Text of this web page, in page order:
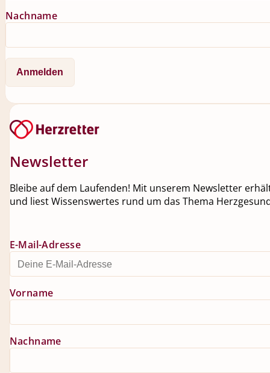
Nachname
Newsletter
Bleibe auf dem Laufenden! Mit unserem Newsletter
und liest Wissenswertes rund um das Thema
E-Mail-Adresse
Vorname
Nachname